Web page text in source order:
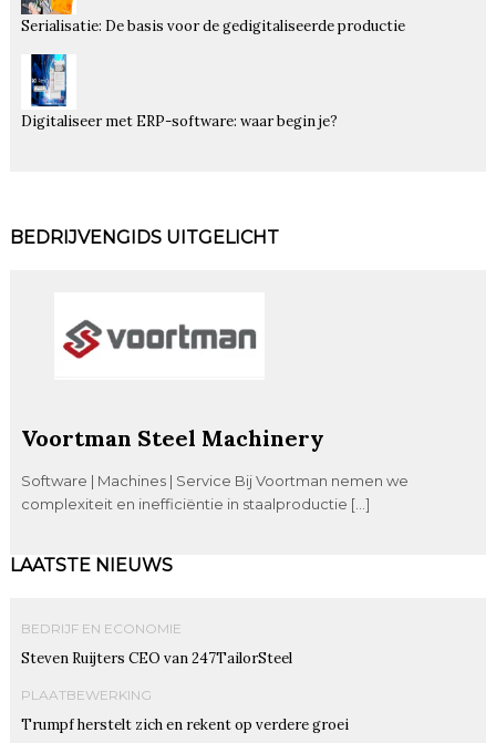
Serialisatie: De basis voor de gedigitaliseerde productie
Digitaliseer met ERP-software: waar begin je?
BEDRIJVENGIDS UITGELICHT
Voortman Steel Machinery
Software | Machines | Service Bij Voortman nemen we
complexiteit en inefficiëntie in staalproductie […]
LAATSTE NIEUWS
BEDRIJF EN ECONOMIE
Steven Ruijters CEO van 247TailorSteel
PLAATBEWERKING
Trumpf herstelt zich en rekent op verdere groei